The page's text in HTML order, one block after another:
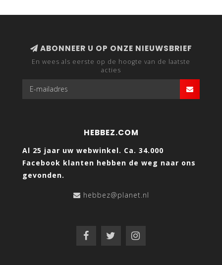
ABONNEER U OP ONZE NIEUWSBRIEF
En wees als eerste op de hoogte van de laatste
acties
HEBBEZ.COM
Al 25 jaar uw webwinkel. Ca. 34.000
Facebook klanten hebben de weg naar ons
gevonden.
hebbez@planet.nl